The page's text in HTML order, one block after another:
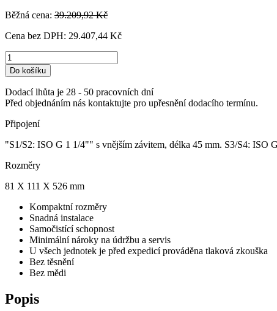
Běžná cena: 39.209,92 Kč
Cena bez DPH: 29.407,44 Kč
Do košíku
Dodací lhůta je 28 - 50 pracovních dní
Před objednáním nás kontaktujte pro upřesnění dodacího termínu.
Připojení
"S1/S2: ISO G 1 1/4"" s vnějším závitem, délka 45 mm. S3/S4: ISO
Rozměry
81 X 111 X 526 mm
Kompaktní rozměry
Snadná instalace
Samočistící schopnost
Minimální nároky na údržbu a servis
U všech jednotek je před expedicí prováděna tlaková zkouška
Bez těsnění
Bez mědi
Popis